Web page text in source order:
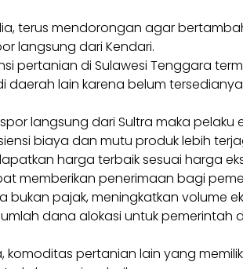
terus mendorongan agar
langsung dari Kendari.
pertanian di Sulawesi Tenggara
lain karena belum
langsung dari Sultra maka pelaku
biaya dan mutu produk lebih
harga terbaik sesuai harga
memberikan penerimaan bagi
pajak, meningkatkan volume
dana alokasi untuk pemerintah
komoditas pertanian lain yang